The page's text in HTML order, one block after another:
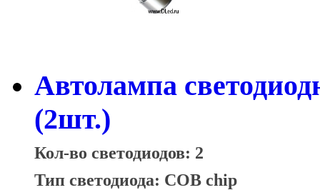
Автолампа
(2шт.)
Кол-во светодиодов: 2
Тип светодиода: COB chip